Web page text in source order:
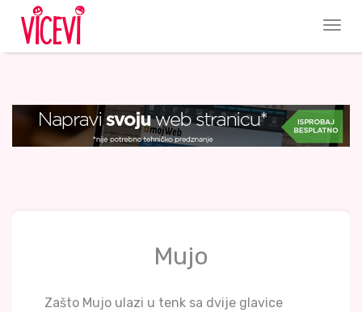
Mujo
Zašto Mujo ulazi u tenk sa dvije glavice